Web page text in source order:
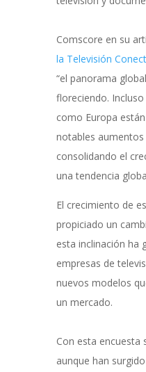
Comscore en su
la Televisión
“el panorama
floreciendo.
como Europa
notables aumentos
consolidando el
una tendencia
El crecimiento de
propiciado un
esta inclinación ha
empresas de
nuevos modelos
un mercado.
Con esta encuesta
aunque han